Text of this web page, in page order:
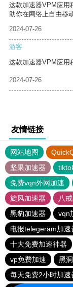
这款加速器VPM应用
助你在网络上自由移动
2024-07-26
游客
这款加速器VPM应用
2024-07-26
友情链接
网站地图
坚果加速器
免费vqn外网加速
旋风加速器
八
黑豹加速器
vqn
电报telegeram加速
十大免费加速神器
vp免费加速
黑
每天免费2小时加速